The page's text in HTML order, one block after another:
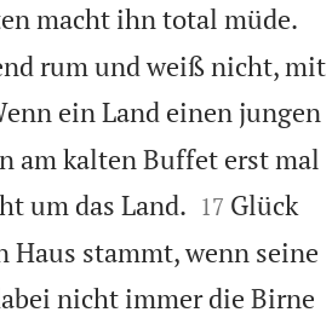
macht ihn total müde.
rum und weiß nicht, mit
ein Land einen jungen
am kalten Buffet erst mal
um das Land.
17 Glück
Haus stammt, wenn seine
nicht immer die Birne